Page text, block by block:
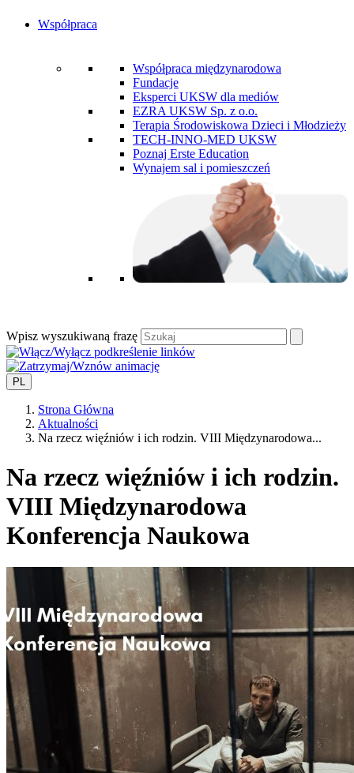
Współpraca
Współpraca międzynarodowa
Fundacje
Eksperci UKSW dla mediów
EZRA UKSW Sp. z o.o.
Terapia Środowiskowa Dzieci i Młodzieży
TECH-INNO-MED UKSW
Poznaj Erste Education
Wynajem sal i pomieszczeń
Wpisz wyszukiwaną frazę
PL
Strona Główna
Aktualności
Na rzecz więźniów i ich rodzin. VIII Międzynarodowa...
Na rzecz więźniów i ich rodzin.
VIII Międzynarodowa
Konferencja Naukowa